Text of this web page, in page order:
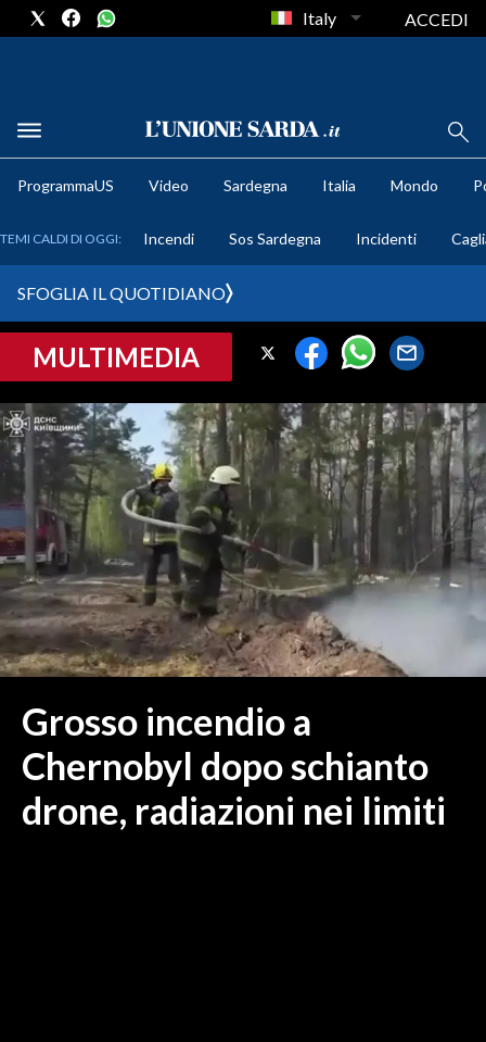
METEO
CRONACA SARDEGNA
PROVINCIA DI CAGLIARI
SULCIS IGLESIENTE
MEDIO CAMPIDANO
ORISTANO E PROVINCIA
SASSARI E PROVINCIA
GALLURA
NUORO E PROVINCIA
OGLIASTRA
ITALIA
MONDO
Italy ACCEDI
ProgrammaUS Video Sardegna Italia Mondo
TEMI CALDI DI OGGI: Incendi Sos Sardegna Incidenti
SFOGLIA IL QUOTIDIANO
MULTIMEDIA
Grosso incendio a
Chernobyl dopo schianto
drone, radiazioni nei limiti